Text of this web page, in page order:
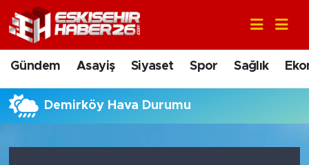
Gündem Asayiş Siyaset Spor Sağlık
Demirköy Hava Durumu
Gündem
Asayiş
Siyaset
Nöbetçi Eczaneler
Hava Durumu
Trafik Durumu